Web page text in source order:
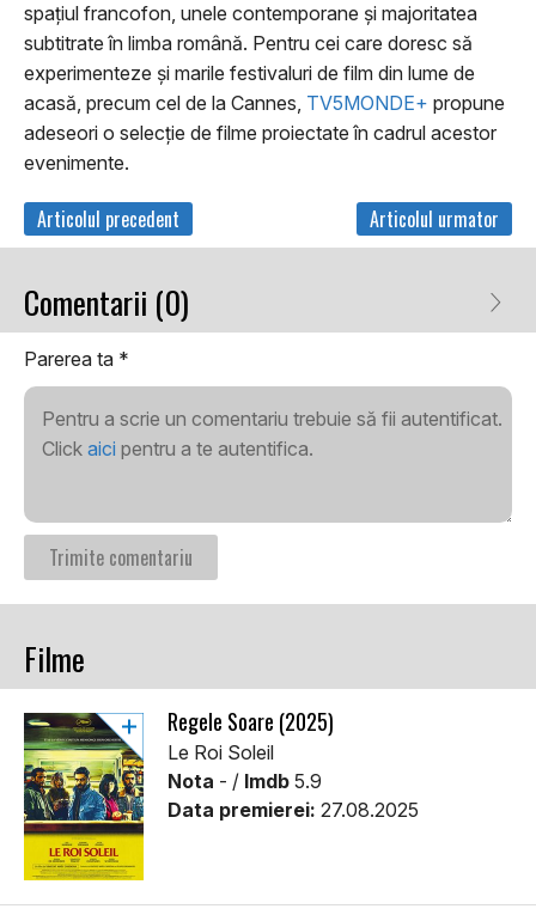
spațiul francofon, unele contemporane și majoritatea
subtitrate în limba română. Pentru cei care doresc să
experimenteze și marile festivaluri de film din lume de
acasă, precum cel de la Cannes, TV5MONDE+ propune
adeseori o selecție de filme proiectate în cadrul acestor
evenimente.
Articolul precedent Articolul urmator
Comentarii (0)
Parerea ta *
Pentru a scrie un comentariu trebuie să fii autentificat.
Click aici pentru a te autentifica.
Filme
Regele Soare (2025)
Le Roi Soleil
Nota - / Imdb 5.9
Data premierei: 27.08.2025